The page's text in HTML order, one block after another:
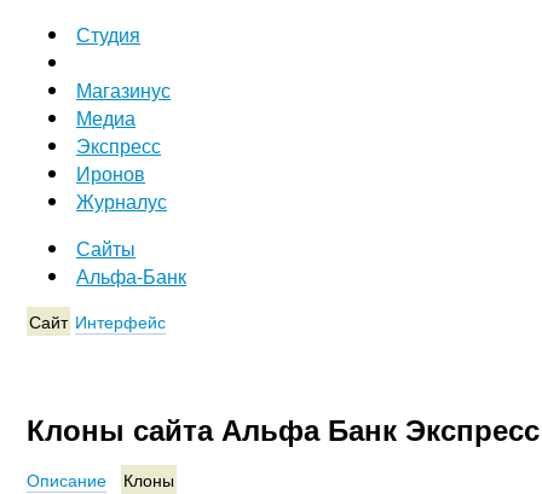
Студия
Магазинус
Медиа
Экспресс
Иронов
Журналус
Сайты
Альфа-Банк
Сайт Интерфейс
Клоны сайта Альфа Банк Экспресс
Описание Клоны